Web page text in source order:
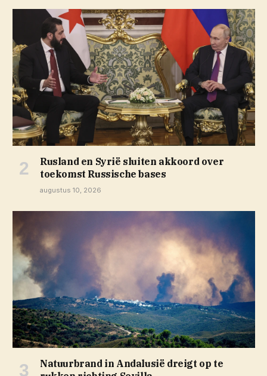
Rusland en Syrië sluiten akkoord over
toekomst Russische bases
augustus 10, 2026
Natuurbrand in Andalusië dreigt op te